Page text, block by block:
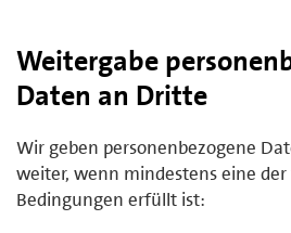
Weitergabe
Daten an Dritte
Wir geben personenbezogene
weiter, wenn mindestens eine
Bedingungen erfüllt ist: